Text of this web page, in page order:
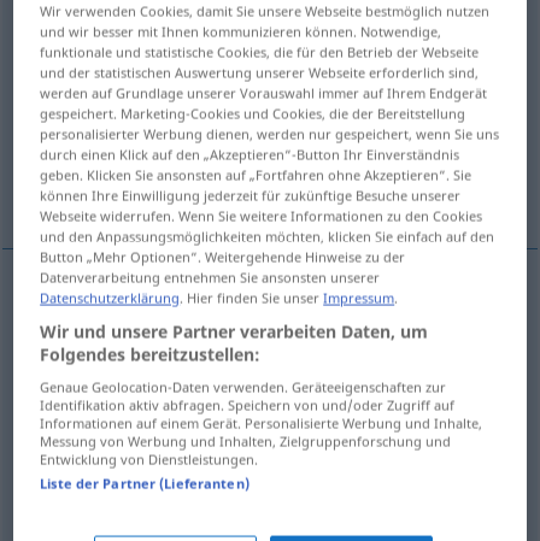
Übersicht aller Übersetzungen
(Für mehr Details die Übersetzung anklicken/antippen)
vuelo de aproximación
Weitere Beispiele...
Beispiele
ein Anflug vonBart
Wir verwenden Cookies, damit Sie unsere Webseite bestmöglich nutzen
und wir besser mit Ihnen kommunizieren können. Notwendige,
funktionale und statistische Cookies, die für den Betrieb der Webseite
und der statistischen Auswertung unserer Webseite erforderlich sind,
werden auf Grundlage unserer Vorauswahl immer auf Ihrem Endgerät
gespeichert. Marketing-Cookies und Cookies, die der Bereitstellung
personalisierter Werbung dienen, werden nur gespeichert, wenn Sie uns
durch einen Klick auf den „Akzeptieren“-Button Ihr Einverständnis
geben. Klicken Sie ansonsten auf „Fortfahren ohne Akzeptieren“. Sie
können Ihre Einwilligung jederzeit für zukünftige Besuche unserer
Webseite widerrufen. Wenn Sie weitere Informationen zu den Cookies
und den Anpassungsmöglichkeiten möchten, klicken Sie einfach auf den
Button „Mehr Optionen“. Weitergehende Hinweise zu der
Datenverarbeitung entnehmen Sie ansonsten unserer
Datenschutzerklärung. Hier finden Sie unserImpressum.
Wir und unsere Partner verarbeiten Daten, um
Folgendes bereitzustellen:
Genaue Geolocation-Daten verwenden. Geräteeigenschaften zur
Identifikation aktiv abfragen. Speichern von und/oder Zugriff auf
Informationen auf einem Gerät. Personalisierte Werbung und Inhalte,
Messung von Werbung und Inhalten, Zielgruppenforschung und
Entwicklung von Dienstleistungen.
Liste der Partner (Lieferanten)